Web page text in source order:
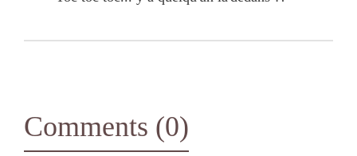
Comments (0)